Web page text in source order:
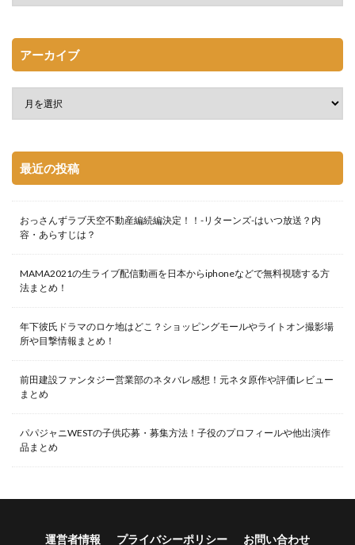
アーカイブ
最近の投稿
おっさんずラブ天空不動産編続編決定！！-リターンズ-はいつ放送？内
容・あらすじは？
MAMA2021の生ライブ配信動画を日本からiphoneなどで無料視聴する方
法まとめ！
年下彼氏ドラマのロケ地はどこ？ショッピングモールやライトオン撮影場
所や目撃情報まとめ！
前田建設ファンタジー営業部のネタバレ感想！元ネタ原作や評価レビュー
まとめ
パパジャニWESTの子供応募・募集方法！子役のプロフィールや他出演作
品まとめ
運営者情報 プライバシーポリシー お問い合わせ